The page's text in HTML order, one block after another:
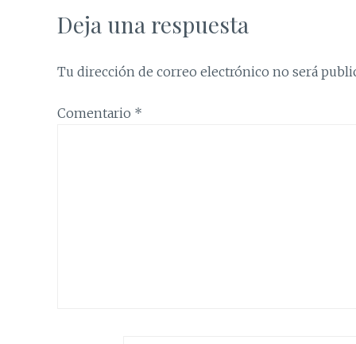
Deja una respuesta
Tu dirección de correo electrónico no será
Comentario *